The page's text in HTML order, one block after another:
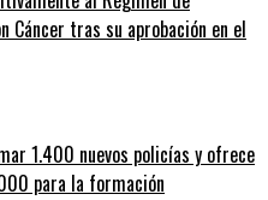
Cáncer tras su aprobación en el
1.400 nuevos policías y ofrece
para la formación